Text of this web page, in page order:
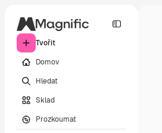
Tvořit
Domov
Hledat
Sklad
Prozkoumat